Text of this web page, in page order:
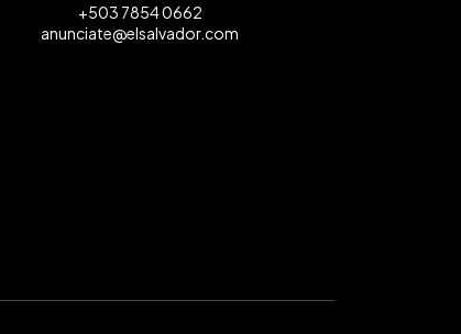
+503 7854 0662
anunciate@elsalvador.com